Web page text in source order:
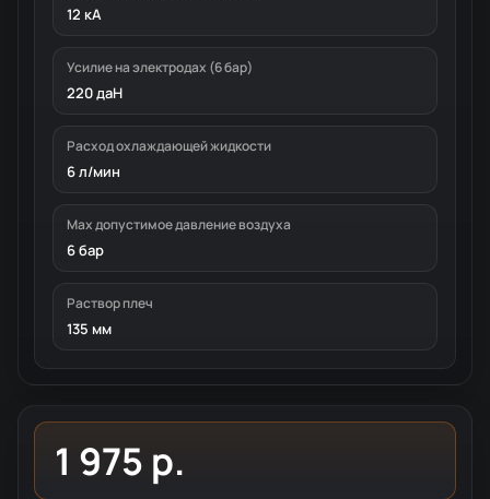
12 кА
Усилие на электродах (6 бар)
220 даН
Расход охлаждающей жидкости
6 л/мин
Мах допустимое давление воздуха
6 бар
Раствор плеч
135 мм
1 975 р.